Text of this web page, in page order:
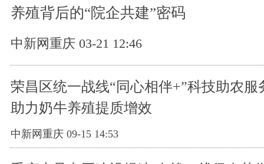
养殖背后的“院企共建”密码
中新网重庆 03-21 12:46
荣昌区统一战线“同心相伴+”科技助农服
助力奶牛养殖提质增效
中新网重庆 09-15 14:53